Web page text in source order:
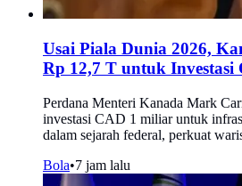
Usai Piala Dunia 2026,
Rp 12,7 T untuk Investasi
Perdana Menteri Kanada Mark
investasi CAD 1 miliar untuk
dalam sejarah federal, perkuat
Bola•7 jam lalu